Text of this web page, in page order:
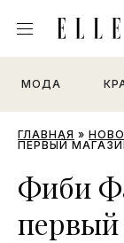
МОДА
ГЛАВНАЯ »
ПЕРВЫЙ
Фиби
первый